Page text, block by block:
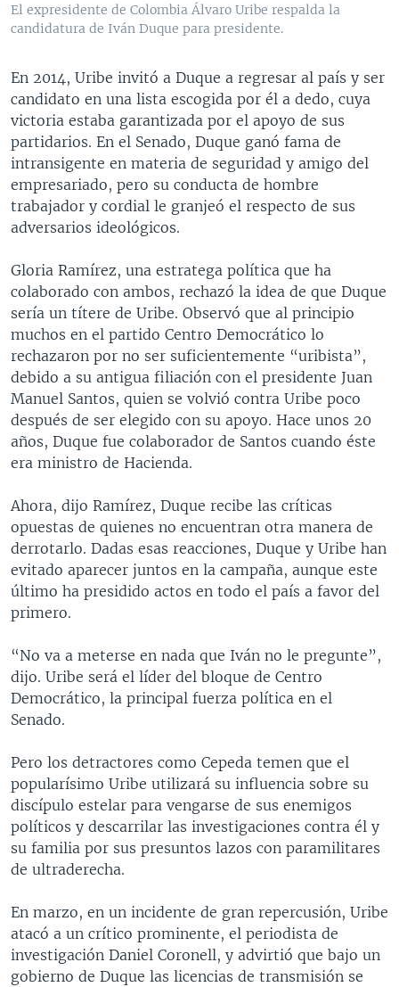
El expresidente de Colombia Álvaro Uribe respalda la
candidatura de Iván Duque para presidente.
En 2014, Uribe invitó a Duque a regresar al país y ser
candidato en una lista escogida por él a dedo, cuya
victoria estaba garantizada por el apoyo de sus
partidarios. En el Senado, Duque ganó fama de
intransigente en materia de seguridad y amigo del
empresariado, pero su conducta de hombre
trabajador y cordial le granjeó el respecto de sus
adversarios ideológicos.
Gloria Ramírez, una estratega política que ha
colaborado con ambos, rechazó la idea de que Duque
sería un títere de Uribe. Observó que al principio
muchos en el partido Centro Democrático lo
rechazaron por no ser suficientemente “uribista”,
debido a su antigua filiación con el presidente Juan
Manuel Santos, quien se volvió contra Uribe poco
después de ser elegido con su apoyo. Hace unos 20
años, Duque fue colaborador de Santos cuando éste
era ministro de Hacienda.
Ahora, dijo Ramírez, Duque recibe las críticas
opuestas de quienes no encuentran otra manera de
derrotarlo. Dadas esas reacciones, Duque y Uribe han
evitado aparecer juntos en la campaña, aunque este
último ha presidido actos en todo el país a favor del
primero.
“No va a meterse en nada que Iván no le pregunte”,
dijo. Uribe será el líder del bloque de Centro
Democrático, la principal fuerza política en el
Senado.
Pero los detractores como Cepeda temen que el
popularísimo Uribe utilizará su influencia sobre su
discípulo estelar para vengarse de sus enemigos
políticos y descarrilar las investigaciones contra él y
su familia por sus presuntos lazos con paramilitares
de ultraderecha.
En marzo, en un incidente de gran repercusión, Uribe
atacó a un crítico prominente, el periodista de
investigación Daniel Coronell, y advirtió que bajo un
gobierno de Duque las licencias de transmisión se